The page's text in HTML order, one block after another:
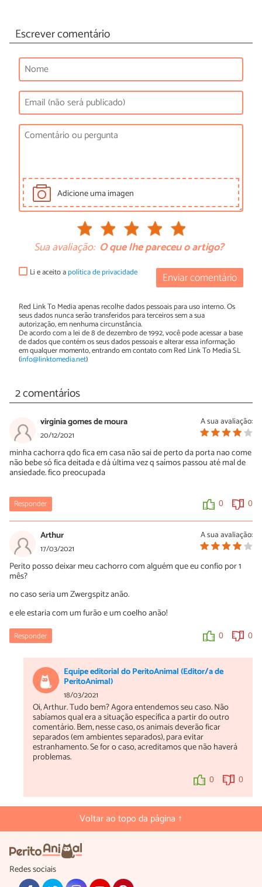
Escrever comentário
Adicione uma imagen
Sua avaliação: O que lhe pareceu o artigo?
Enviar comentário
Li e aceito apolítica de privacidade
Red Link To Media apenas recolhe dados pessoais para uso interno. Os
seus dados nunca serão transferidos para terceiros sem a sua
autorização, em nenhuma circunstância.
De acordo com a lei de 8 de dezembro de 1992, você pode acessar a base
de dados que contém os seus dados pessoais e alterar essa informação
em qualquer momento, entrando em contato com Red Link To Media SL
(info@linktomedia.net)
2 comentários
A sua avaliação:
virginia gomes de moura
20/12/2021
minha cachorra qdo fica em casa não sai de perto da porta nao come
não bebe só fica deitada e dá última vez q saímos passou até mal de
ansiedade. fico preocupada
Responder 0 0
A sua avaliação:
Arthur
17/03/2021
Perito posso deixar meu cachorro com alguém que eu confio por 1
mês?
no caso seria um Zwergspitz anão.
e ele estaria com um furão e um coelho anão!
Responder 0 0
Equipe editorial do PeritoAnimal (Editor/a de
PeritoAnimal)
18/03/2021
Oi, Arthur. Tudo bem? Agora entendemos seu caso. Não
sabíamos qual era a situação específica a partir do outro
comentário. Bem, nesse caso, os animais deverão ficar
separados (em ambientes separados), para evitar
estranhamento. Se for o caso, acreditamos que não haverá
problemas.
0 0
Voltar ao topo da página ↑
Redes sociais